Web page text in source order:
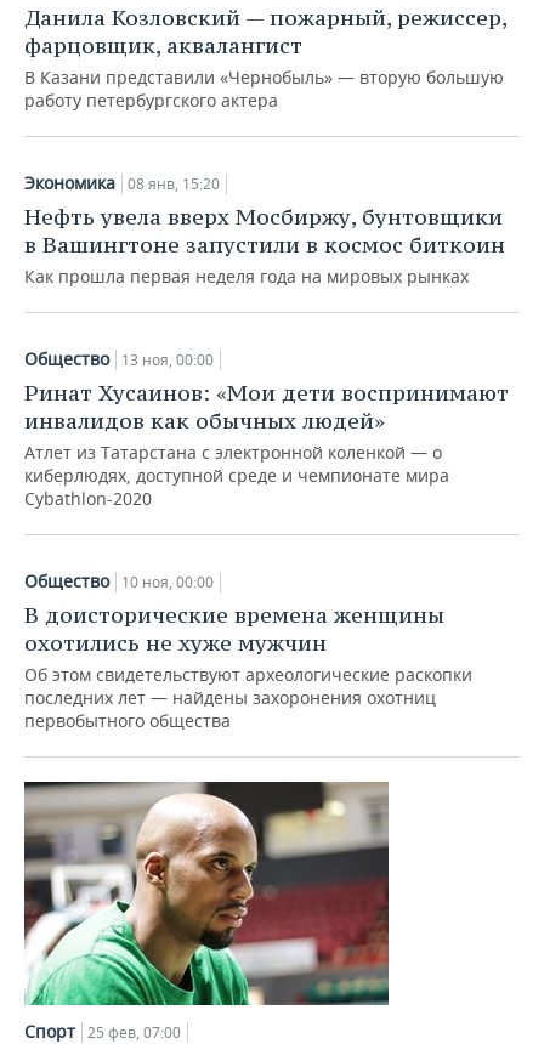
Данила Козловский — пожарный, режиссер,
фарцовщик, аквалангист
В Казани представили «Чернобыль» — вторую большую
работу петербургского актера
Экономика 08 янв, 15:20
Нефть увела вверх Мосбиржу, бунтовщики
в Вашингтоне запустили в космос биткоин
Как прошла первая неделя года на мировых рынках
Общество 13 ноя, 00:00
Ринат Хусаинов: «Мои дети воспринимают
инвалидов как обычных людей»
Атлет из Татарстана с электронной коленкой — о
киберлюдях, доступной среде и чемпионате мира
Cybathlon-2020
Общество 10 ноя, 00:00
В доисторические времена женщины
охотились не хуже мужчин
Об этом свидетельствуют археологические раскопки
последних лет — найдены захоронения охотниц
первобытного общества
Спорт 25 фев, 07:00